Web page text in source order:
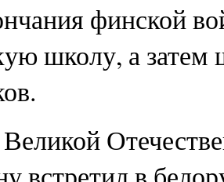
финской
школу, а